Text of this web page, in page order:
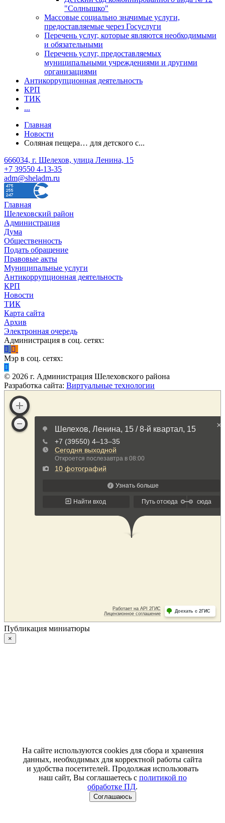
"Солнышко"
Массовые социально значимые услуги,
предоставляемые через Госуслуги
Перечень услуг, которые являются необходимыми
и обязательными
Перечень услуг, предоставляемых
муниципальными учреждениями и другими
организациями
Антикоррупционная деятельность
КРП
ТИК
...
Главная
Новости
Соляная пещера… для детского с...
666034, г. Шелехов, улица Ленина, 15
+7 39550 4-13-35
adm@sheladm.ru
Главная
Шелеховский район
Администрация
Дума
Общественность
Подать обращение
Правовые акты
Муниципальные услуги
Антикоррупционная деятельность
КРП
Новости
ТИК
Карта сайта
Архив
Электронная очередь
Администрация в соц. сетях:
Мэр в соц. сетях:
© 2026 г. Администрация Шелеховского района
Разработка сайта: Виртуальные технологии
Публикация миниатюры
×
На сайте используются cookies для сбора и хранения
данных, необходимых для корректной работы сайта
и удобства посетителей. Продолжая использовать
наш сайт, Вы соглашаетесь с политикой по
обработке ПД.
Соглашаюсь